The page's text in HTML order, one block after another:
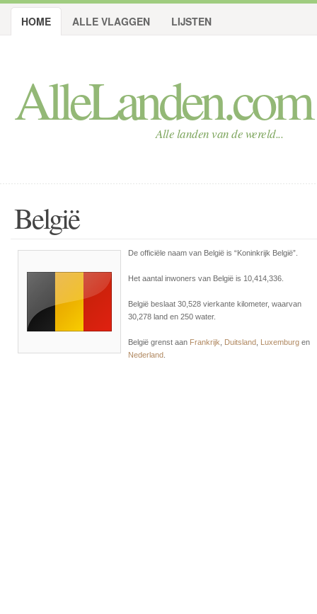
AlleLanden.com
Alle landen van de wereld...
HOME ALLE VLAGGEN LIJSTEN
België
De officiële naam van België is “Koninkrijk België”
Het aantal inwoners van België is 10,414,336.
België beslaat 30,528 vierkante kilometer, waarvan
30,278 land en 250 water.
België grenst aan Frankrijk Duitsland Luxemburg en
Nederland